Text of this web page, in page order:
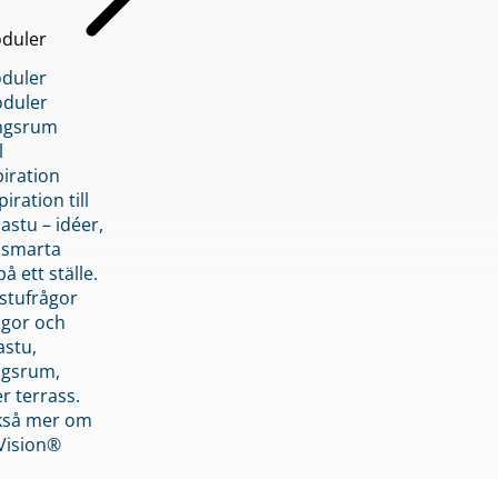
till
– idéer,
ett ställe.
och
terrass.
mer om